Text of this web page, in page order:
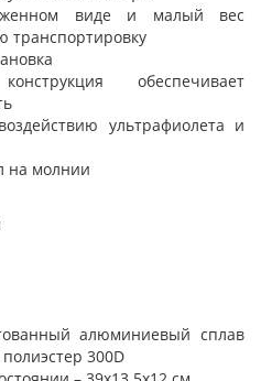
виде и малый вес
транспортировку
обеспечивает
ультрафиолета и
на молнии
алюминиевый сплав
300D